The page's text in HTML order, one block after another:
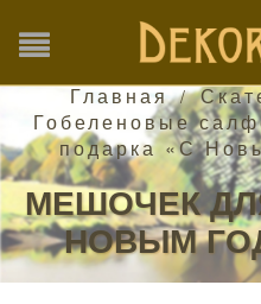
Главная /
Гобеленовые
подарка «С
МЕШОЧЕК
НОВЫМ